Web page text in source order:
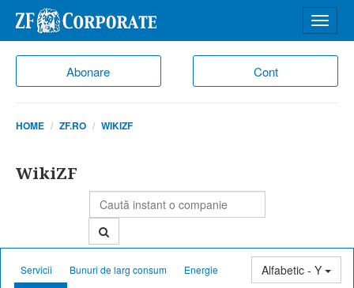
Abonare Cont
meniu
HOME ZF.RO WIKIZF
WikiZF
Alfabetic - Y
Servicii Bunuri de larg consum
Energie